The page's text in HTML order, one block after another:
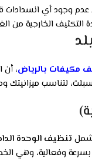
عدم وجود أي
التكثيف الخارجية من
مكيفات بالرياض، أن
لتناسب ميزانيتك
تنظيف الوحدة
بسرعة وفعالية، وهي